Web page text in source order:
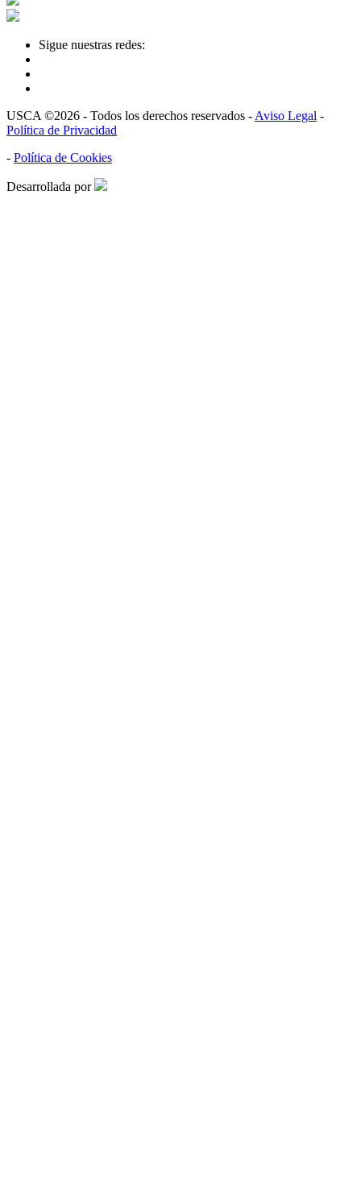
Sigue nuestras redes:
USCA ©2026 - Todos los derechos reservados - Aviso Legal -
Política de Privacidad
- Política de Cookies
Desarrollada por